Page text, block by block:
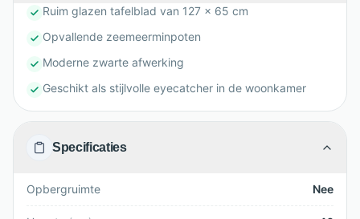
Ruim glazen tafelblad van 127 x 65 cm
Opvallende zeemeerminpoten
Moderne zwarte afwerking
Geschikt als stijlvolle eyecatcher in de woonkamer
Specificaties
Opbergruimte Nee